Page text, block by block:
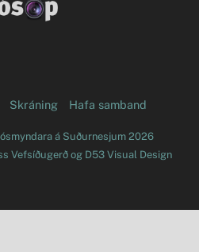
FacebookFlickr
Skráning Hafa samband
á Suðurnesjum2026
Vefsíðugerð og D53 Visual Design